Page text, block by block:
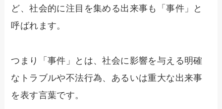
ど、社会的に注目を集める出来事も「事件」と
呼ばれます。
つまり「事件」とは、社会に影響を与える明確
なトラブルや不法行為、あるいは重大な出来事
を表す言葉です。